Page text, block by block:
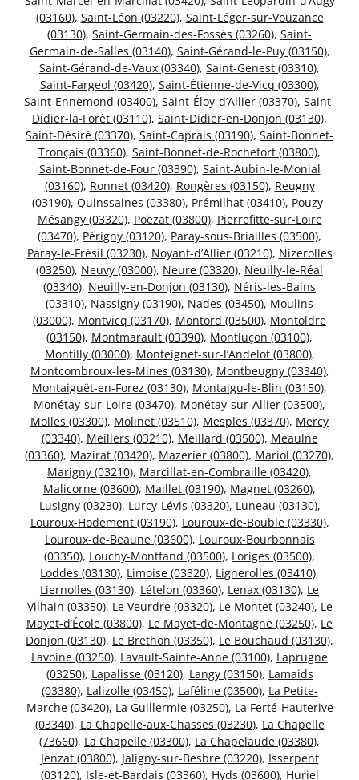
(03160), Saint-Léon (03220), Saint-Léger-sur-Vouzance
(03130), Saint-Germain-des-Fossés (03260), Saint-
Germain-de-Salles (03140), Saint-Gérand-le-Puy (03150),
Saint-Gérand-de-Vaux (03340), Saint-Genest (03310),
Saint-Fargeol (03420), Saint-Étienne-de-Vicq (03300),
Saint-Ennemond (03400), Saint-Éloy-d’Allier (03370), Saint-
Didier-la-Forêt (03110), Saint-Didier-en-Donjon (03130),
Saint-Désiré (03370), Saint-Caprais (03190), Saint-Bonnet-
Tronçais (03360), Saint-Bonnet-de-Rochefort (03800),
Saint-Bonnet-de-Four (03390), Saint-Aubin-le-Monial
(03160), Ronnet (03420), Rongères (03150), Reugny
(03190), Quinssaines (03380), Prémilhat (03410), Pouzy-
Mésangy (03320), Poëzat (03800), Pierrefitte-sur-Loire
(03470), Périgny (03120), Paray-sous-Briailles (03500),
Paray-le-Frésil (03230), Noyant-d’Allier (03210), Nizerolles
(03250), Neuvy (03000), Neure (03320), Neuilly-le-Réal
(03340), Neuilly-en-Donjon (03130), Néris-les-Bains
(03310), Nassigny (03190), Nades (03450), Moulins
(03000), Montvicq (03170), Montord (03500), Montoldre
(03150), Montmarault (03390), Montluçon (03100),
Montilly (03000), Monteignet-sur-l’Andelot (03800),
Montcombroux-les-Mines (03130), Montbeugny (03340),
Montaiguët-en-Forez (03130), Montaigu-le-Blin (03150),
Monétay-sur-Loire (03470), Monétay-sur-Allier (03500),
Molles (03300), Molinet (03510), Mesples (03370), Mercy
(03340), Meillers (03210), Meillard (03500), Meaulne
(03360), Mazirat (03420), Mazerier (03800), Mariol (03270),
Marigny (03210), Marcillat-en-Combraille (03420),
Malicorne (03600), Maillet (03190), Magnet (03260),
Lusigny (03230), Lurcy-Lévis (03320), Luneau (03130),
Louroux-Hodement (03190), Louroux-de-Bouble (03330),
Louroux-de-Beaune (03600), Louroux-Bourbonnais
(03350), Louchy-Montfand (03500), Loriges (03500),
Loddes (03130), Limoise (03320), Lignerolles (03410),
Liernolles (03130), Lételon (03360), Lenax (03130), Le
Vilhain (03350), Le Veurdre (03320), Le Montet (03240), Le
Mayet-d’École (03800), Le Mayet-de-Montagne (03250), Le
Donjon (03130), Le Brethon (03350), Le Bouchaud (03130),
Lavoine (03250), Lavault-Sainte-Anne (03100), Laprugne
(03250), Lapalisse (03120), Langy (03150), Lamaids
(03380), Lalizolle (03450), Laféline (03500), La Petite-
Marche (03420), La Guillermie (03250), La Ferté-Hauterive
(03340), La Chapelle-aux-Chasses (03230), La Chapelle
(73660), La Chapelle (03300), La Chapelaude (03380),
Jenzat (03800), Jaligny-sur-Besbre (03220), Isserpent
(03120), Isle-et-Bardais (03360), Hyds (03600), Huriel